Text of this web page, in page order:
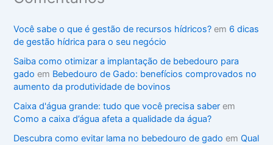
Você sabe o que é gestão de recursos hídricos? em 6 dicas
de gestão hídrica para o seu negócio
Saiba como otimizar a implantação de bebedouro para
gado em Bebedouro de Gado: benefícios comprovados no
aumento da produtividade de bovinos
Caixa d'água grande: tudo que você precisa saber em
Como a caixa d’água afeta a qualidade da água?
Descubra como evitar lama no bebedouro de gado em Qual